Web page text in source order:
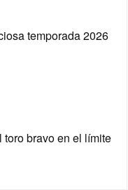
temporada 2026
bravo en el límite